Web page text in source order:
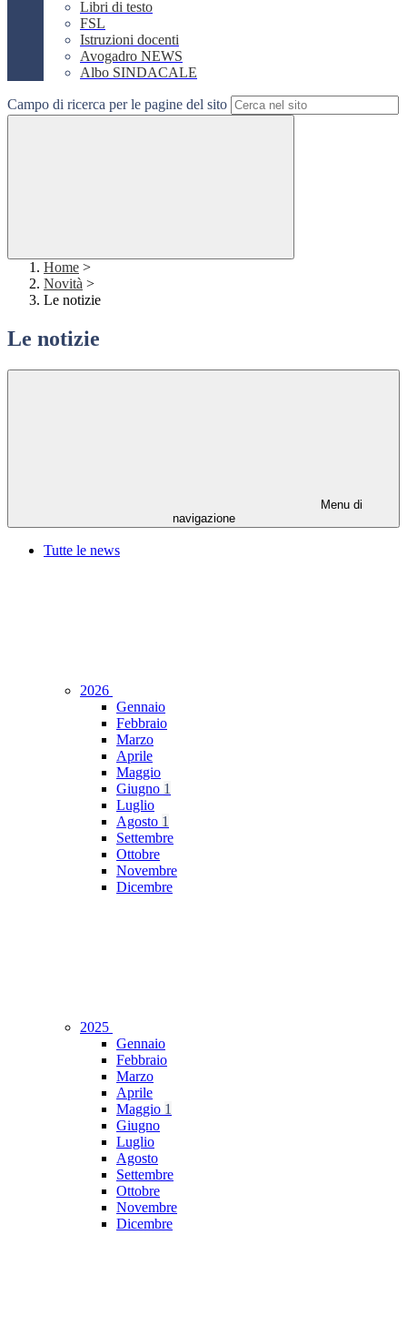
Libri di testo
FSL
Istruzioni docenti
Avogadro NEWS
Albo SINDACALE
Campo di ricerca per le pagine del sito
Home >
Novità >
Le notizie
Le notizie
Menu di
navigazione
Tutte le news
2026
Gennaio
Febbraio
Marzo
Aprile
Maggio
Giugno 1
Luglio
Agosto 1
Settembre
Ottobre
Novembre
Dicembre
2025
Gennaio
Febbraio
Marzo
Aprile
Maggio 1
Giugno
Luglio
Agosto
Settembre
Ottobre
Novembre
Dicembre